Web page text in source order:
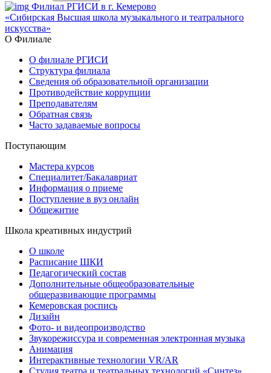
Филиал РГИСИ в г. Кемерово
«Сибирская Высшая школа музыкального и театрального
искусства»
О Филиале
О филиале РГИСИ
Структура филиала
Сведения об образовательной организации
Противодействие коррупции
Преподавателям
Обратная связь
Часто задаваемые вопросы
Поступающим
Мастера курсов
Специалитет/Бакалавриат
Информация о приеме
Поступление в вуз онлайн
Общежитие
Школа креативных индустрий
О школе
Расписание ШКИ
Педагогический состав
Дополнительные общеобразовательные
общеразвивающие программы
Кемеровская роспись
Дизайн
Фото- и видеопроизводство
Звукорежиссура и современная электронная музыка
Анимация
Интерактивные технологии VR/AR
Студия театра и театральных технологий «Синтез»